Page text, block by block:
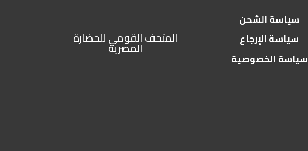
المتحف القومي للحضارة
المصرية
سياسة الشحن
سياسة الإرجاع
سياسة الخصوصية